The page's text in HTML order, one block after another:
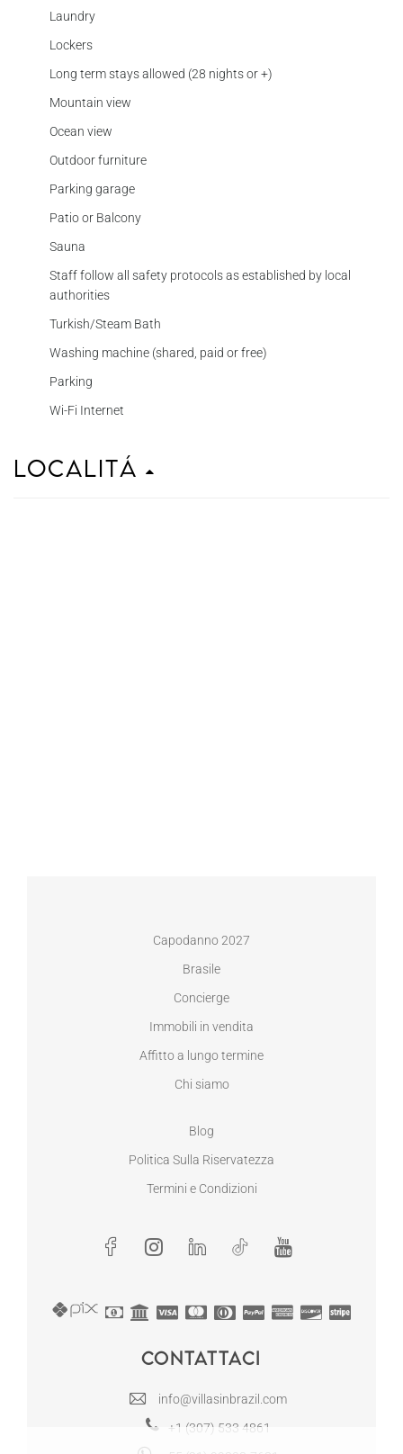
Laundry
Lockers
Long term stays allowed (28 nights or +)
Mountain view
Ocean view
Outdoor furniture
Parking garage
Patio or Balcony
Sauna
Staff follow all safety protocols as established by local
authorities
Turkish/Steam Bath
Washing machine (shared, paid or free)
Parking
Wi-Fi Internet
Localitá
Capodanno 2027
Brasile
Concierge
Immobili in vendita
Affitto a lungo termine
Chi siamo
Blog
Politica Sulla Riservatezza
Termini e Condizioni
Contattaci
info@villasinbrazil.com
+1 (307) 533 4861